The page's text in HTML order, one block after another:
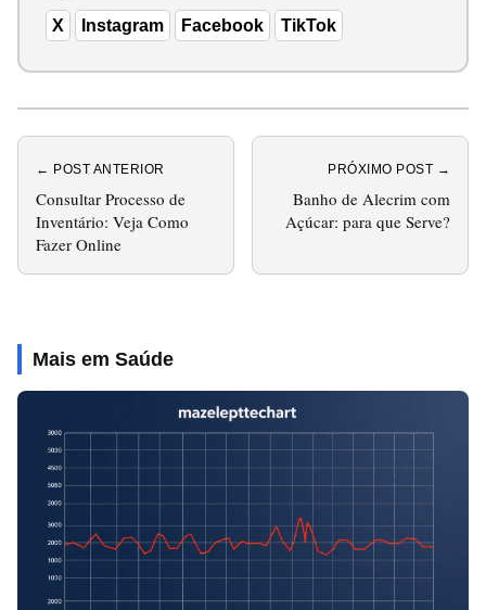
X Instagram Facebook TikTok
← POST ANTERIOR
Consultar Processo de
Inventário: Veja Como
Fazer Online
PRÓXIMO POST →
Banho de Alecrim com
Açúcar: para que Serve?
Mais em Saúde